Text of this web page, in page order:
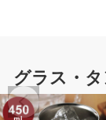
グラス・